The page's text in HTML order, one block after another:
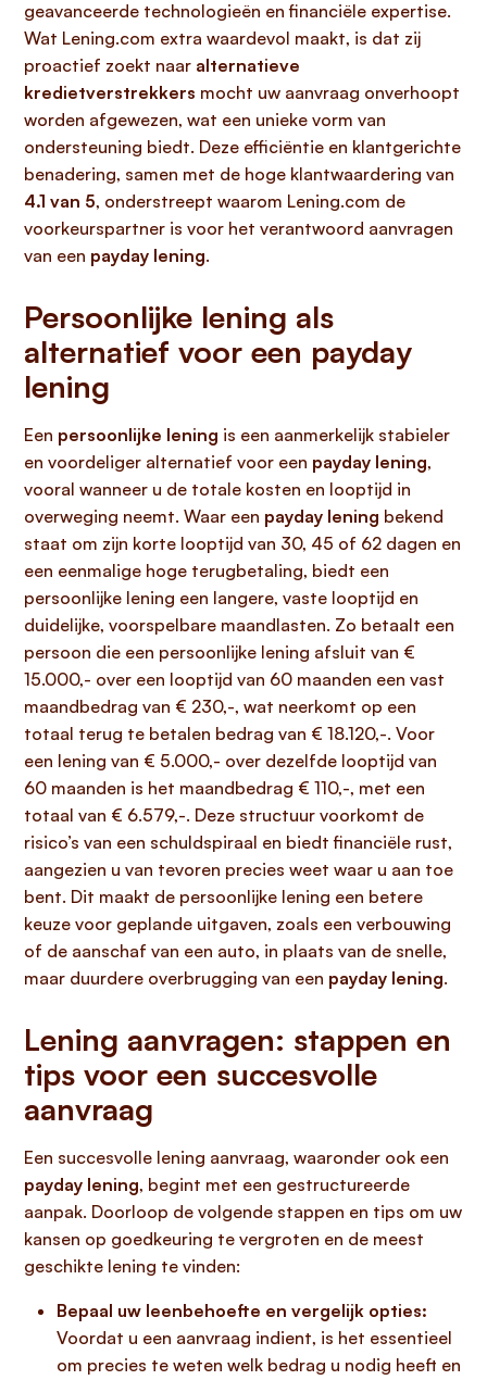
geavanceerde technologieën en financiële expertise.
Wat Lening.com extra waardevol maakt, is dat zij
proactief zoekt naar alternatieve
kredietverstrekkers mocht uw aanvraag onverhoopt
worden afgewezen, wat een unieke vorm van
ondersteuning biedt. Deze efficiëntie en klantgerichte
benadering, samen met de hoge klantwaardering van
4.1 van 5, onderstreept waarom Lening.com de
voorkeurspartner is voor het verantwoord aanvragen
van een payday lening.
Persoonlijke lening als
alternatief voor een payday
lening
Een persoonlijke lening is een aanmerkelijk stabieler
en voordeliger alternatief voor een payday lening,
vooral wanneer u de totale kosten en looptijd in
overweging neemt. Waar een payday lening bekend
staat om zijn korte looptijd van 30, 45 of 62 dagen en
een eenmalige hoge terugbetaling, biedt een
persoonlijke lening een langere, vaste looptijd en
duidelijke, voorspelbare maandlasten. Zo betaalt een
persoon die een persoonlijke lening afsluit van €
15.000,- over een looptijd van 60 maanden een vast
maandbedrag van € 230,-, wat neerkomt op een
totaal terug te betalen bedrag van € 18.120,-. Voor
een lening van € 5.000,- over dezelfde looptijd van
60 maanden is het maandbedrag € 110,-, met een
totaal van € 6.579,-. Deze structuur voorkomt de
risico’s van een schuldspiraal en biedt financiële rust,
aangezien u van tevoren precies weet waar u aan toe
bent. Dit maakt de persoonlijke lening een betere
keuze voor geplande uitgaven, zoals een verbouwing
of de aanschaf van een auto, in plaats van de snelle,
maar duurdere overbrugging van een payday lening.
Lening aanvragen: stappen en
tips voor een succesvolle
aanvraag
Een succesvolle lening aanvraag, waaronder ook een
payday lening, begint met een gestructureerde
aanpak. Doorloop de volgende stappen en tips om uw
kansen op goedkeuring te vergroten en de meest
geschikte lening te vinden:
Bepaal uw leenbehoefte en vergelijk opties:
Voordat u een aanvraag indient, is het essentieel
om precies te weten welk bedrag u nodig heeft en